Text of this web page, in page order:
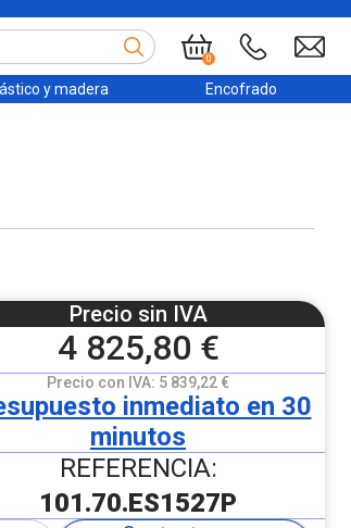
0
y madera Encofrado
Precio sin IVA
4 825,80 €
Precio con IVA: 5 839,22 €
inmediato en 30
minutos
REFERENCIA:
101.70.ES1527P